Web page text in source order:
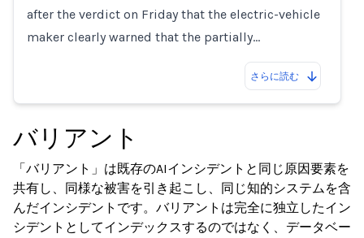
after the verdict on Friday that the electric-vehicle
maker clearly warned that the partially…
さらに読む
バリアント
「バリアント」は既存のAIインシデントと同じ原因要素を
共有し、同様な被害を引き起こし、同じ知的システムを含
んだインシデントです。バリアントは完全に独立したイン
シデントとしてインデックスするのではなく、データベー